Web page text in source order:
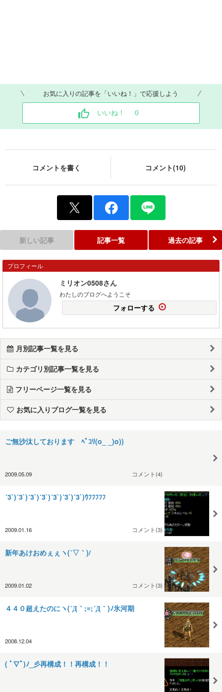
お気に入りの記事を「いいね！」で応援しよう
いいね！ 0
コメントを書く コメント(10)
新しい記事 記事一覧 過去の記事
プロフィール
ミリオン0508さん
わたしのブログへようこそ
フォローする
月別記事一覧を見る
カテゴリ別記事一覧を見る
フリーページ一覧を見る
お気に入りブログ一覧を見る
ご無沙汰しております ﾍﾟｺﾘ(o_ _)o))
2009.05.09 コメント(4)
´3`)´3`)´3`)´3`)´3`)´3`)´3`)ｳﾌﾌﾌﾌﾌ
2009.01.16 コメント(3)
新年あけおめぇぇヽ(´▽｀)/
2009.01.02 コメント(3)
４４０超えたのにヽ(´Д｀;≡;´Д｀)ﾉ氷河期
2008.12.04
( ﾟ∇ﾟ)ﾉ_彡再構成！！再構成！！